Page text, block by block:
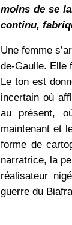
moins de se
continu,
Une femme
de-Gaulle. Elle
Le ton est
incertain où
au présent,
maintenant et
forme de
narratrice, la
réalisateur
guerre du